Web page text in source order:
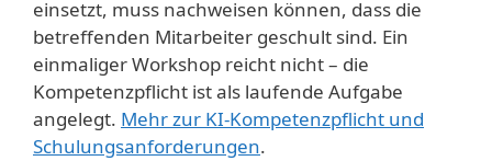
einsetzt, muss nachweisen können, dass die
betreffenden Mitarbeiter geschult sind. Ein
einmaliger Workshop reicht nicht – die
Kompetenzpflicht ist als laufende Aufgabe
angelegt. Mehr zur KI-Kompetenzpflicht und
Schulungsanforderungen.